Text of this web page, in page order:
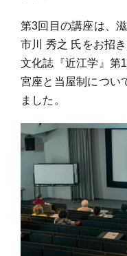
第3回目の講座は、
市川 秀之 氏をお招き
文化誌『近江学』第
宮座と当屋制につい
ました。